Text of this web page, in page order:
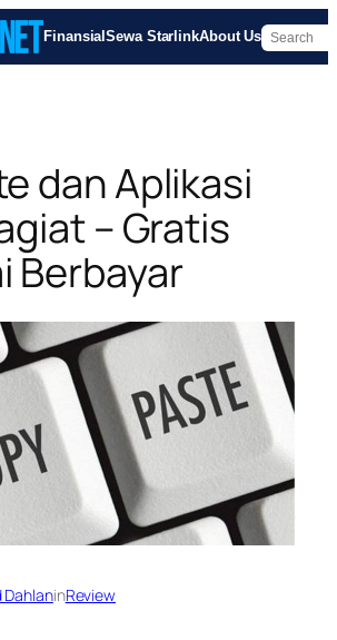
FinansialSewa StarlinkAbout Us
dan Aplikasi
– Gratis
Berbayar
DahlaninReview